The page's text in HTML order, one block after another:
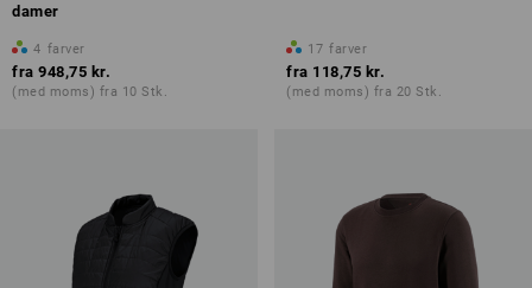
damer
4 farver
fra 948,75 kr.
(med moms) fra 10 Stk.
17 farver
fra 118,75 kr.
(med moms) fra 20 Stk.